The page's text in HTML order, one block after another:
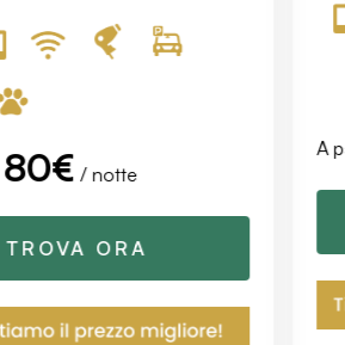
80€ / notte
TROVA ORA
A